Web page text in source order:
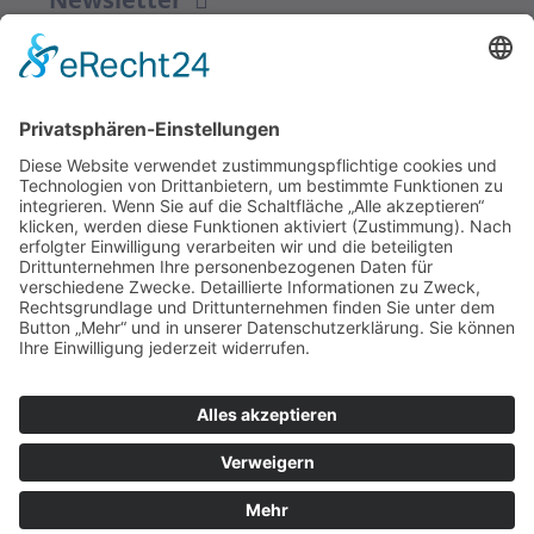
ZUR ANMELDUNG
Redaktion bbkult.net
Centrum Bavaria Bohemia (CeBB)
Dr. Veronika Hofinger
Freyung 1, 92539 Schönsee
Tel.:+49 (0)9674 / 92 48 78
veronika.hofinger@cebb.de
bbkult.net